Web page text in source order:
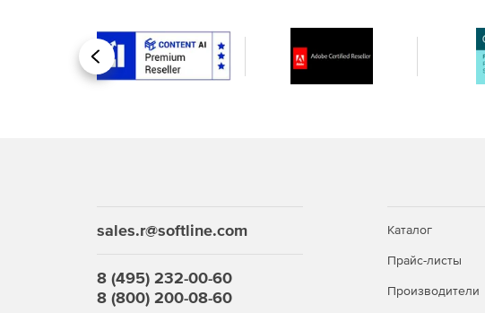
Назад
sales.r@softline.com
8 (495) 232-00-60
8 (800) 200-08-60
Каталог
Прайс-листы
Производители